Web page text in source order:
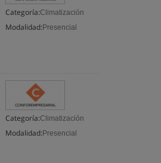
Categoría:Climatización
Modalidad: Presencial
Categoría:Climatización
Modalidad: Presencial